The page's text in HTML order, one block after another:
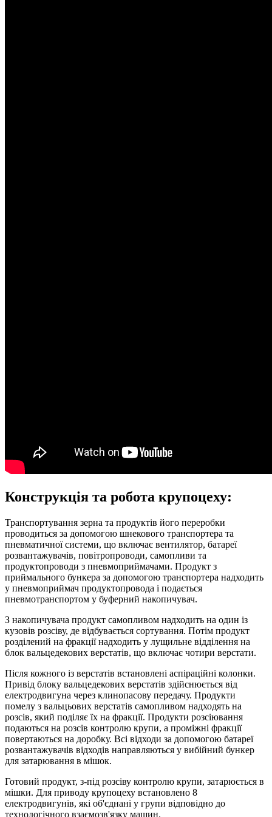
Конструкція та робота крупоцеху:
Транспортування зерна та продуктів його переробки
проводиться за допомогою шнекового транспортера та
пневматичної системи, що включає вентилятор, батареї
розвантажувачів, повітропроводи, самопливи та
продуктопроводи з пневмоприймачами. Продукт з
приймального бункера за допомогою транспортера надходить
у пневмоприймач продуктопровода і подається
пневмотранспортом у буферний накопичувач.
З накопичувача продукт самопливом надходить на один із
кузовів розсіву, де відбувається сортування. Потім продукт
розділений на фракції надходить у лущильне відділення на
блок вальцедекових верстатів, що включає чотири верстати.
Після кожного із верстатів встановлені аспіраційні колонки.
Привід блоку вальцедекових верстатів здійснюється від
електродвигуна через клинопасову передачу. Продукти
помелу з вальцьових верстатів самопливом надходять на
розсів, який поділяє їх на фракції. Продукти розсіювання
подаються на розсів контролю крупи, а проміжні фракції
повертаються на доробку. Всі відходи за допомогою батареї
розвантажувачів відходів направляються у вибійний бункер
для затарювання в мішок.
Готовий продукт, з-під розсіву контролю крупи, затарюється в
мішки. Для приводу крупоцеху встановлено 8
електродвигунів, які об'єднані у групи відповідно до
технологічного взаємозв'язку машин.